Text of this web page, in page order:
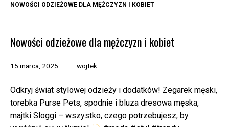
NOWOŚCI ODZIEŻOWE DLA MĘŻCZYZN I KOBIET
Nowości odzieżowe dla mężczyzn i kobiet
15 marca, 2025 wojtek
Odkryj świat stylowej odzieży i dodatków! Zegarek męski,
torebka Purse Pets, spodnie i bluza dresowa męska,
majtki Sloggi – wszystko, czego potrzebujesz, by